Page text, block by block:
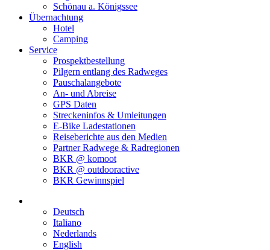
Schönau a. Königssee
Übernachtung
Hotel
Camping
Service
Prospektbestellung
Pilgern entlang des Radweges
Pauschalangebote
An- und Abreise
GPS Daten
Streckeninfos & Umleitungen
E-Bike Ladestationen
Reiseberichte aus den Medien
Partner Radwege & Radregionen
BKR @ komoot
BKR @ outdooractive
BKR Gewinnspiel
Deutsch
Italiano
Nederlands
English